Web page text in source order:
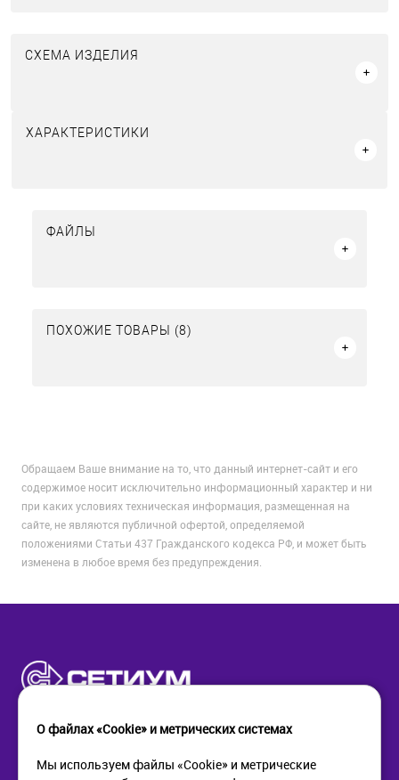
СХЕМА ИЗДЕЛИЯ
ХАРАКТЕРИСТИКИ
ФАЙЛЫ
ПОХОЖИЕ ТОВАРЫ (8)
Обращаем Ваше внимание на то, что данный интернет-сайт и его
содержимое носит исключительно информационный характер и ни
при каких условиях техническая информация, размещенная на
сайте, не являются публичной офертой, определяемой
положениями Статьи 437 Гражданского кодекса РФ, и может быть
изменена в любое время без предупреждения.
О файлах «Cookie» и метрических системах
Мы используем файлы «Cookie» и метрические